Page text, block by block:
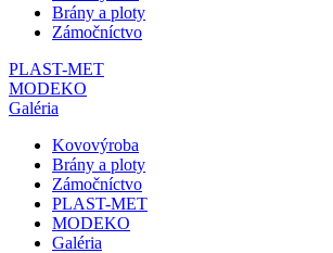
Brány a ploty
Zámočníctvo
PLAST-MET
MODEKO
Galéria
Kovovýroba
Brány a ploty
Zámočníctvo
PLAST-MET
MODEKO
Galéria